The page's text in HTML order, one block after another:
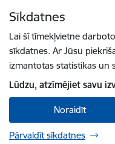
Sīkdatnes
Lai šī tīmekļvietne
sīkdatnes. Ar Jūsu
izmantotas statistikas un
Lūdzu, atzīmējiet savu
Noraidīt
Pārvaldīt sīkdatnes